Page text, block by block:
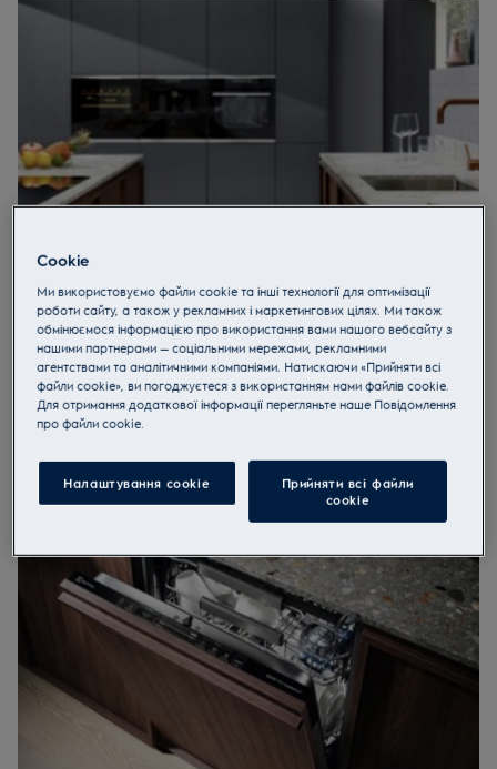
Габарити
Вибираючи посудомийну машину, перш за все необхідно
визначитися з її габаритами. Вона повинна ідеально
інтегруватися у відведений для неї простір кухні. Також
Стандартна посудомийка
з максимальним
завантаженням шириною 60 і більше сантиметрів. Такий
у великій родині.
Вузька посудомийна машина- 45-60 сантиметрів
завширшки - оптимальне рішення у співвідношенні
якісний результат-економія простору
Компактна посудомийка- до 45 сантиметрів у ширину
- техніка, яка органічно впишеться навіть в найменшу
кухню.
Cookie
Ми використовуємо файли cookie та інші технології для оптимізації
роботи сайту, а також у рекламних і маркетингових цілях. Ми також
обмінюємося інформацією про використання вами нашого вебсайту з
нашими партнерами — соціальними мережами, рекламними
агентствами та аналітичними компаніями. Натискаючи «Прийняти всі
файли cookie», ви погоджуєтеся з використанням нами файлів cookie.
Для отримання додаткової інформації перегляньте наше Пoвідомлення
прo файли cookie.
Налаштування cookie
Прийняти всі файли
сookie